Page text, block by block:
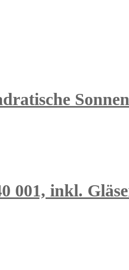
001, inkl.